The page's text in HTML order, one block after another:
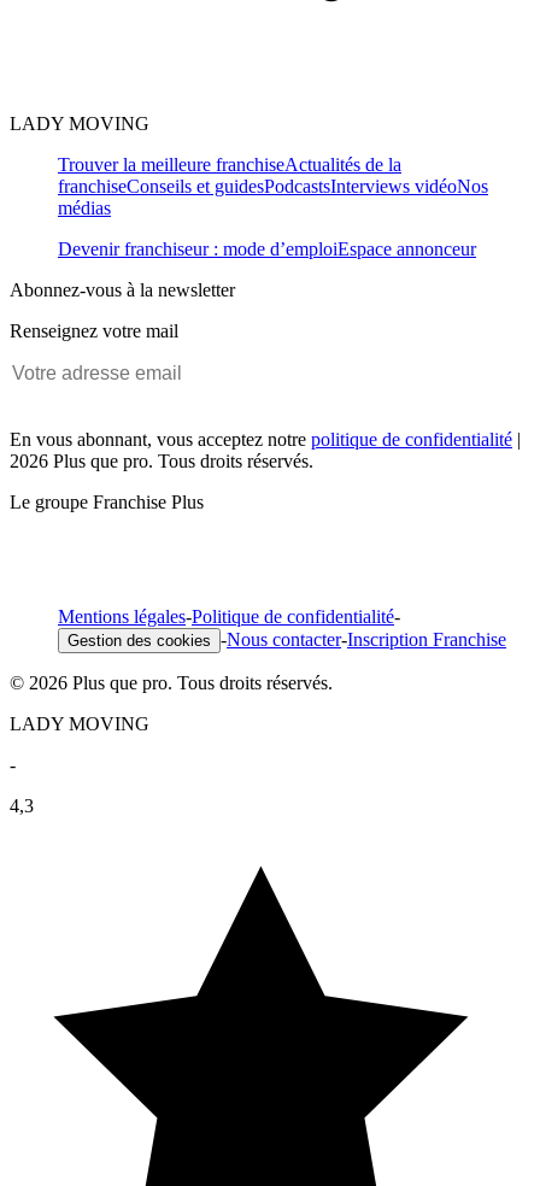
LADY MOVING
Trouver la meilleure franchiseActualités de la
franchiseConseils et guidesPodcastsInterviews vidéoNos
médias
Devenir franchiseur : mode d’emploiEspace annonceur
Abonnez-vous à la newsletter
Renseignez votre mail
En vous abonnant, vous acceptez notre politique de confidentialité |
2026 Plus que pro. Tous droits réservés.
Le groupe Franchise Plus
Mentions légales-Politique de confidentialité-
Gestion des cookies -Nous contacter-Inscription Franchise
© 2026 Plus que pro. Tous droits réservés.
LADY MOVING
-
4,3